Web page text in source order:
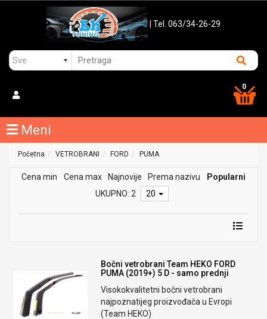
| Tel. 063/34-26-29
0
Meni
Početna VETROBRANI FORD PUMA
Cena min Cena max Najnovije Prema nazivu
Popularni
UKUPNO: 2
20
Bočni vetrobrani Team HEKO FORD
PUMA (2019+) 5 D - samo prednji
Visokokvalitetni bočni vetrobrani
najpoznatijeg proizvođača u Evropi
(Team HEKO)